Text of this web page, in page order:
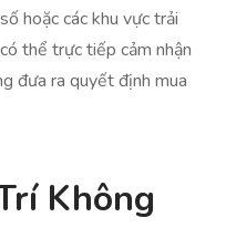
hoặc các khu vực trải
thể trực tiếp cảm nhận
đưa ra quyết định mua
Không